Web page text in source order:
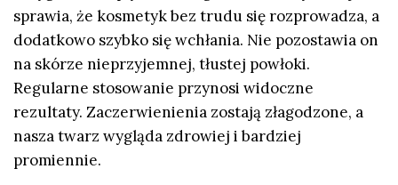
sprawia, że kosmetyk bez trudu się rozprowadza, a
dodatkowo szybko się wchłania. Nie pozostawia on
na skórze nieprzyjemnej, tłustej powłoki.
Regularne stosowanie przynosi widoczne
rezultaty. Zaczerwienienia zostają złagodzone, a
nasza twarz wygląda zdrowiej i bardziej
promiennie.